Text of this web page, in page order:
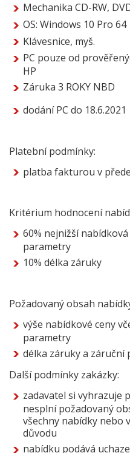
Mechanika CD-RW,
OS: Windows 10 Pro 64
Klávesnice, myš.
PC pouze od
HP
Záruka 3 ROKY NBD
dodání PC do 18.6.2021
Platební podmínky:
platba fakturou v
Kritérium hodnocení
60% nejnižší
parametry
10% délka záruky
Požadovaný obsah
výše nabídkové ceny
parametry
délka záruky a záruční
Další podmínky zakázky:
zadavatel si vyhrazuje
nesplní požadovaný
všechny nabídky nebo
důvodu
nabídku podává